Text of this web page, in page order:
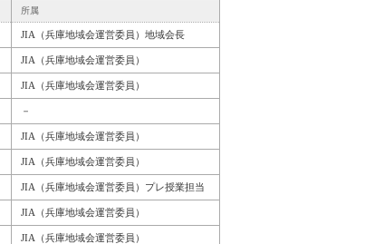
所属
JIA（兵庫地域会運営委員）地域会長
JIA（兵庫地域会運営委員）
JIA（兵庫地域会運営委員）
－
JIA（兵庫地域会運営委員）
JIA（兵庫地域会運営委員）
JIA（兵庫地域会運営委員）プレ授業担当
JIA（兵庫地域会運営委員）
JIA（兵庫地域会運営委員）